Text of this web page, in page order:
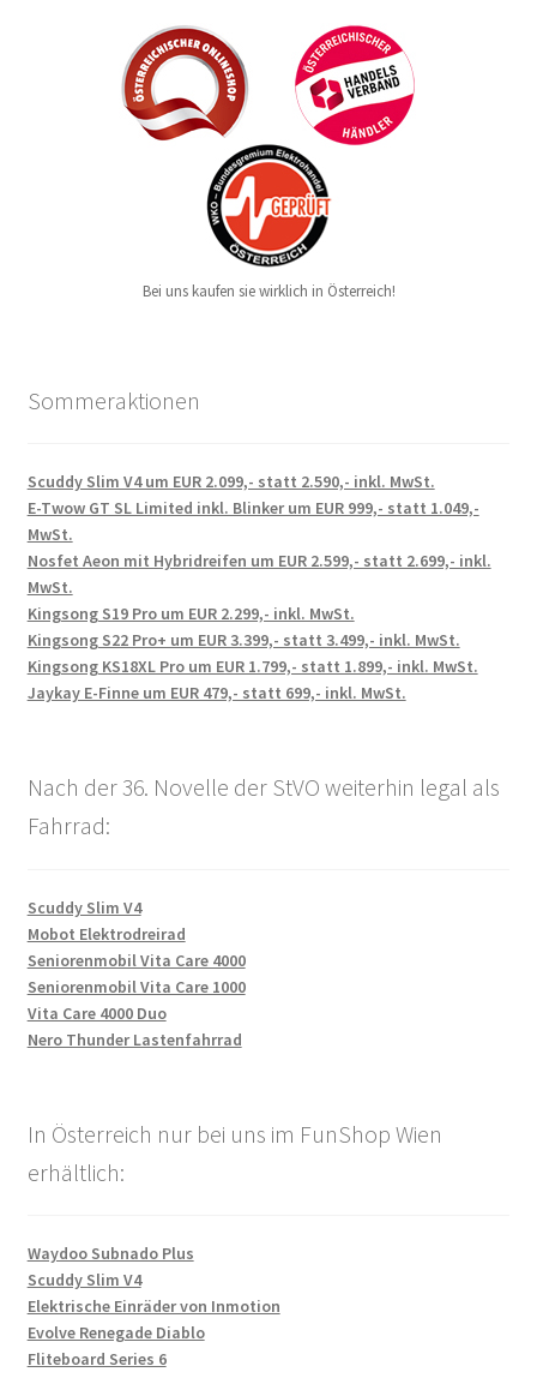
Bei uns kaufen sie wirklich in Österreich!
Sommeraktionen
Scuddy Slim V4 um EUR 2.099,- statt 2.590,- inkl. MwSt.
E-Twow GT SL Limited inkl. Blinker um EUR 999,- statt 1.049,-
MwSt.
Nosfet Aeon mit Hybridreifen um EUR 2.599,- statt 2.699,- inkl.
MwSt.
Kingsong S19 Pro um EUR 2.299,- inkl. MwSt.
Kingsong S22 Pro+ um EUR 3.399,- statt 3.499,- inkl. MwSt.
Kingsong KS18XL Pro um EUR 1.799,- statt 1.899,- inkl. MwSt.
Jaykay E-Finne um EUR 479,- statt 699,- inkl. MwSt.
Nach der 36. Novelle der StVO weiterhin legal als
Fahrrad:
Scuddy Slim V4
Mobot Elektrodreirad
Seniorenmobil Vita Care 4000
Seniorenmobil Vita Care 1000
Vita Care 4000 Duo
Nero Thunder Lastenfahrrad
In Österreich nur bei uns im FunShop Wien
erhältlich:
Waydoo Subnado Plus
Scuddy Slim V4
Elektrische Einräder von Inmotion
Evolve Renegade Diablo
Fliteboard Series 6